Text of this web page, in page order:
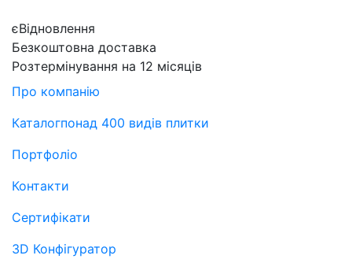
єВідновлення
Безкоштовна доставка
Розтермінування на 12 місяців
Про компанію
Каталогпонад 400 видів плитки
Портфоліо
Контакти
Сертифікати
3D Конфігуратор